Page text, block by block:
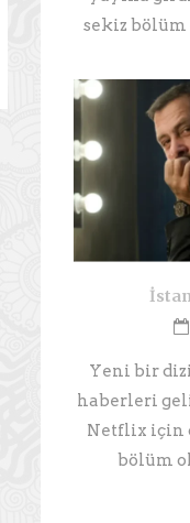
sekiz bölüm
Yeni bir
haberleri
Netflix için
bölüm